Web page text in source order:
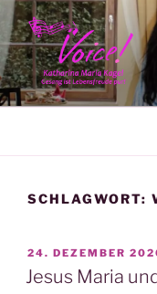
Zum
Inhalt
springen
SCHLAGWORT:
VERÖFFENTLICHT
AM
24. DEZEMBER
Jesus Maria